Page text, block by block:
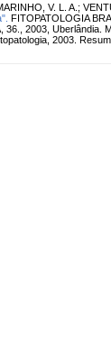
V. L. A. ;
FITOPATOLOGIA
2003, Uberlândia.
2003.